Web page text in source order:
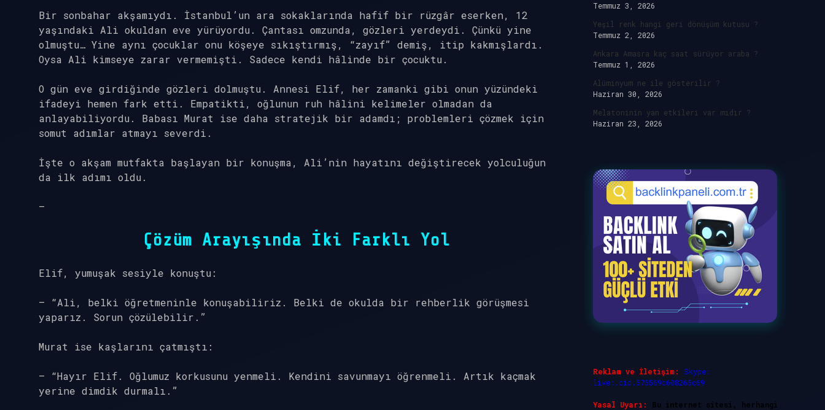
Bir sonbahar akşamıydı. İstanbul’un ara sokaklarında hafif bir rüzgâr eserken, 12
yaşındaki Ali okuldan eve yürüyordu. Çantası omzunda, gözleri yerdeydi. Çünkü yine
olmuştu… Yine aynı çocuklar onu köşeye sıkıştırmış, “zayıf” demiş, itip kakmışlardı.
Oysa Ali kimseye zarar vermemişti. Sadece kendi hâlinde bir çocuktu.
O gün eve girdiğinde gözleri dolmuştu. Annesi Elif, her zamanki gibi onun yüzündeki
ifadeyi hemen fark etti. Empatikti, oğlunun ruh hâlini kelimeler olmadan da
anlayabiliyordu. Babası Murat ise daha stratejik bir adamdı; problemleri çözmek için
somut adımlar atmayı severdi.
İşte o akşam mutfakta başlayan bir konuşma, Ali’nin hayatını değiştirecek yolculuğun
da ilk adımı oldu.
—
Çözüm Arayışında İki Farklı Yol
Elif, yumuşak sesiyle konuştu:
– “Ali, belki öğretmeninle konuşabiliriz. Belki de okulda bir rehberlik görüşmesi
yaparız. Sorun çözülebilir.”
Murat ise kaşlarını çatmıştı:
– “Hayır Elif. Oğlumuz korkusunu yenmeli. Kendini savunmayı öğrenmeli. Artık kaçmak
yerine dimdik durmalı.”
Temmuz 3, 2026
Yeşil renk hangi geri dönüşüm kutusu ?
Temmuz 2, 2026
Ankara Amasra kaç saat sürüyor araba ?
Temmuz 1, 2026
Alüminyum ne ile gösterilir ?
Haziran 30, 2026
Melatoninin yan etkileri var mıdır ?
Haziran 23, 2026
Reklam ve İletişim:
Skype:
live:.cid.575569c608265c69
Yasal Uyarı:
Bu internet sitesi, herhangi